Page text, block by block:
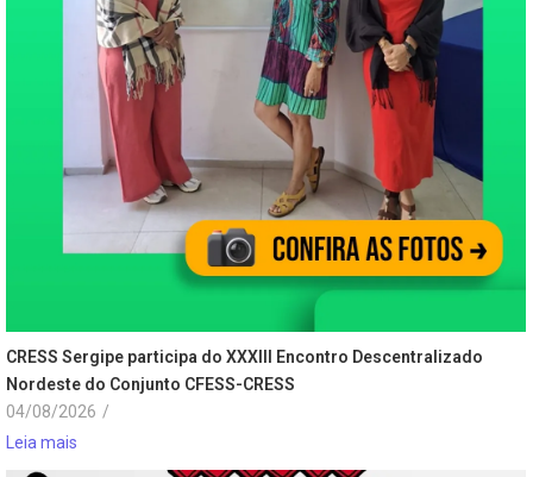
CRESS Sergipe participa do XXXIII Encontro Descentralizado
Nordeste do Conjunto CFESS-CRESS
04/08/2026 /
Leia mais